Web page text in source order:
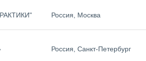
Россия, Москва
Россия, Санкт-Петербург